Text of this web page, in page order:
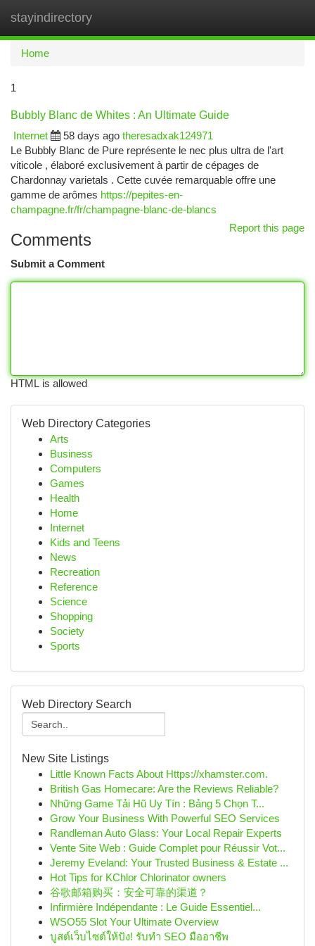
stayindirectory
Home
1
Bubbly Blanc de Whites : An Ultimate Guide
Internet
58 days ago theresadxak124971
Le Bubbly Blanc de Pure représente le nec plus ultra de l'art
viticole , élaboré exclusivement à partir de cépages de
Chardonnay varietals . Cette cuvée remarquable offre une
gamme de arômes https://pepites-en-
champagne.fr/fr/champagne-blanc-de-blancs
Report this page
Comments
Submit a Comment
HTML is allowed
Web Directory Categories
Arts
Business
Computers
Games
Health
Home
Internet
Kids and Teens
News
Recreation
Reference
Science
Shopping
Society
Sports
Web Directory Search
New Site Listings
Little Known Facts About Https://xhamster.com.
British Gas Homecare: Are the Reviews Reliable?
Những Game Tải Hũ Uy Tín : Bảng 5 Chọn T...
Grow Your Business With Powerful SEO Services
Randleman Auto Glass: Your Local Repair Experts
Vente Site Web : Guide Complet pour Réussir Vot...
Jeremy Eveland: Your Trusted Business & Estate ...
Hot Tips for KChlor Chlorinator owners
谷歌邮箱购买：安全可靠的渠道？
Infirmière Indépendante : Le Guide Essentiel...
WSO55 Slot Your Ultimate Overview
บูสต์เว็บไซต์ให้ปัง! รับทำ SEO มืออาชีพ